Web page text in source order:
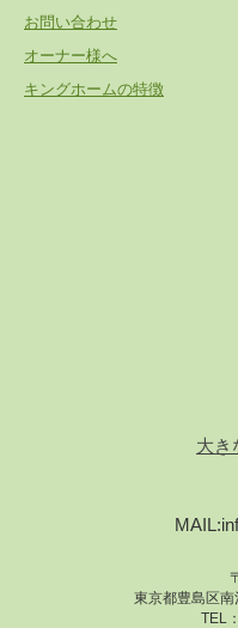
お問い合わせ
オーナー様へ
キングホームの特徴
大き
東京都豊島区
TEL：